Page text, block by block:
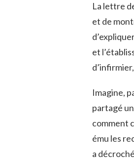
La lettre
et de
et
Imagine,
partagé
comment
ému les
a